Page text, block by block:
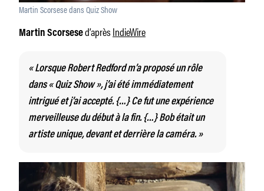
Martin Scorsese dans Quiz Show
Martin Scorsesed’aprèsIndieWire
« Lorsque Robert Redford m’a proposé un rôle
dans « Quiz Show », j’ai été immédiatement
intrigué et j’ai accepté. {…} Ce fut une expérience
merveilleuse du début à la fin. {…} Bob était un
artiste unique, devant et derrière la caméra. »